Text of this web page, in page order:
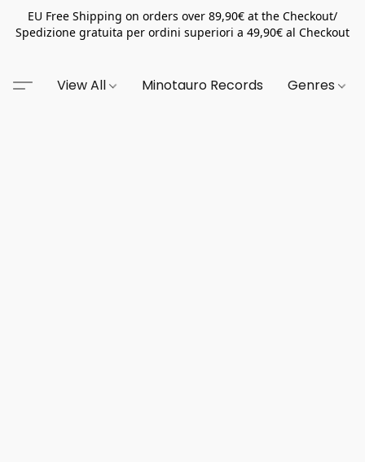
EU Free Shipping on orders over 89,90€ at the Checkout/
Spedizione gratuita per ordini superiori a 49,90€ al Checkout
View All Minotauro Records Genres